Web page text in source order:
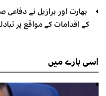
بھارت اور برازیل نے
کے اقدامات کے مواقع پر
اسیبارے میں